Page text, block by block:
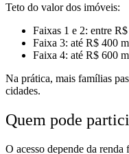
Teto do valor dos imóveis:
Faixas 1 e 2: entre
Faixa 3: até R$ 400
Faixa 4: até R$ 600
Na prática, mais famílias
cidades.
Quem pode
O acesso depende da